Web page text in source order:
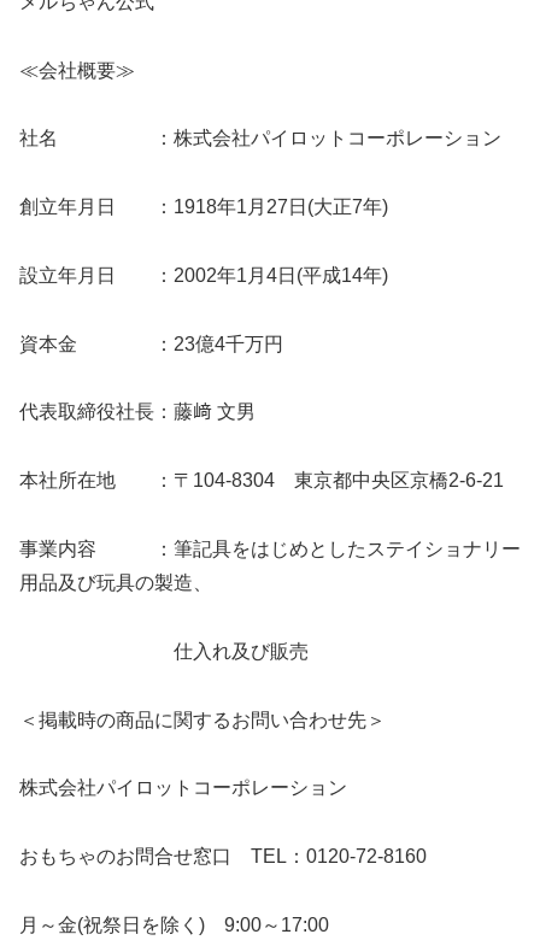
≪会社概要≫
社名 ：株式会社パイロットコーポレーション
創立年月日 ：1918年1月27日(大正7年)
設立年月日 ：2002年1月4日(平成14年)
資本金 ：23億4千万円
代表取締役社長：藤﨑 文男
本社所在地 ：〒104-8304 東京都中央区京橋2-6-21
事業内容 ：筆記具をはじめとしたステイショナリー
用品及び玩具の製造、
仕入れ及び販売
＜掲載時の商品に関するお問い合わせ先＞
株式会社パイロットコーポレーション
おもちゃのお問合せ窓口 TEL：0120-72-8160
月～金(祝祭日を除く) 9:00～17:00